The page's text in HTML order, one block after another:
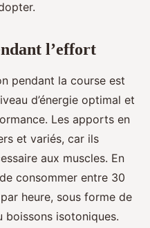
l’effort
pendant la course est
d’énergie optimal et
Les apports en
et variés, car ils
aux muscles. En
consommer entre 30
heure, sous forme de
boissons isotoniques.